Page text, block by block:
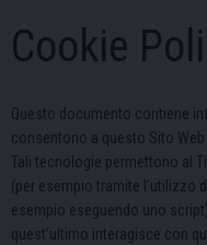
vita
Cookie
Questo documento contiene
consentono a questo Sito
Tali tecnologie permettono al
(per esempio tramite l’utilizzo
esempio eseguendo uno
quest’ultimo interagisce con